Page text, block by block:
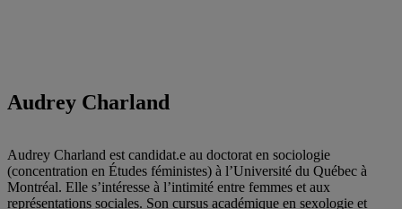
Audrey Charland
Audrey Charland est candidat.e au doctorat en sociologie
(concentration en Études féministes) à l’Université du Québec à
Montréal. Elle s’intéresse à l’intimité entre femmes et aux
représentations sociales. Son cursus académique en sexologie et